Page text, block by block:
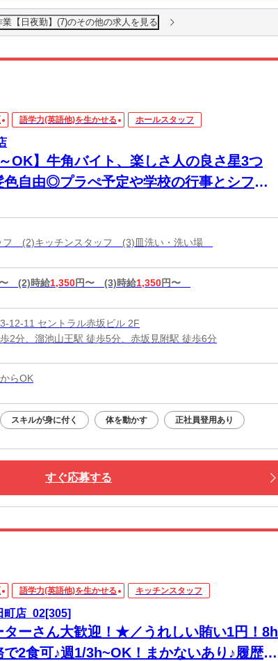
【日夜勤】(7)のその他の求人を見る
語学力(英語他)を生かせる ホールスタッフ
～OK】牛角バイト、楽しさ人の良さ星3つ
由◎プラぺ予定や学校の行事とシフト
フ (2)キッチンスタッフ (3)皿洗い・洗い場
(2)時給1,350円〜 (3)時給1,350円〜
12-11 セントラル赤坂ビル 2F
2分、溜池山王駅 徒歩5分、赤坂見附駅 徒歩6分
らOK
スキルが身に付く 体を動かす 正社員登用あり
すぐ応募する
語学力(英語他)を生かせる キッチンスタッフ
町店_02[305]
ターさん大歓迎！★／うれしい賄い1円！8h
で2食可♪週1/3h~OK！まかないあり♪履歴書